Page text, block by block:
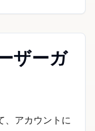
ザーガ
、アカウントに